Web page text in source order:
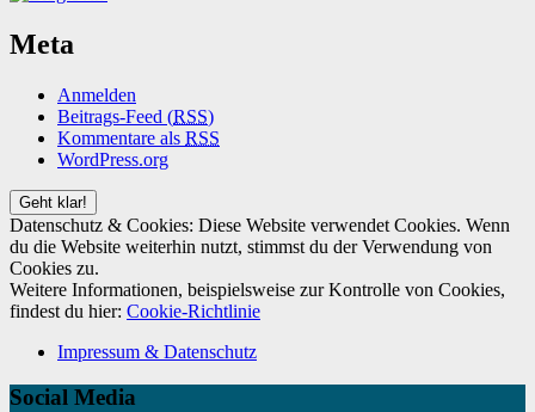
Meta
Anmelden
Beitrags-Feed (RSS)
Kommentare als RSS
WordPress.org
Datenschutz & Cookies: Diese Website verwendet Cookies. Wenn
du die Website weiterhin nutzt, stimmst du der Verwendung von
Cookies zu.
Weitere Informationen, beispielsweise zur Kontrolle von Cookies,
findest du hier: Cookie-Richtlinie
Impressum & Datenschutz
Social Media